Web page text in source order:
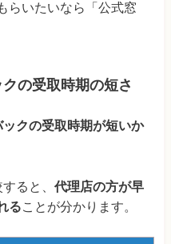
らいたいなら「公式窓
の受取時期の短さ
クの受取時期が短いか
ると、 代理店の方が早
ることが分かります。